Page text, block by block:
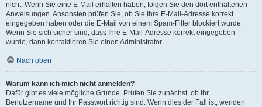
nicht. Wenn Sie eine E-Mail erhalten haben, folgen Sie den dort enthaltenen
Anweisungen. Ansonsten prüfen Sie, ob Sie Ihre E-Mail-Adresse korrekt
eingegeben haben oder die E-Mail von einem Spam-Filter blockiert wurde.
Wenn Sie sich sicher sind, dass Ihre E-Mail-Adresse korrekt eingegeben
wurde, dann kontaktieren Sie einen Administrator.
Nach oben
Warum kann ich mich nicht anmelden?
Dafür gibt es viele mögliche Gründe. Prüfen Sie zunächst, ob Ihr
Benutzername und Ihr Passwort richtig sind. Wenn dies der Fall ist, wenden